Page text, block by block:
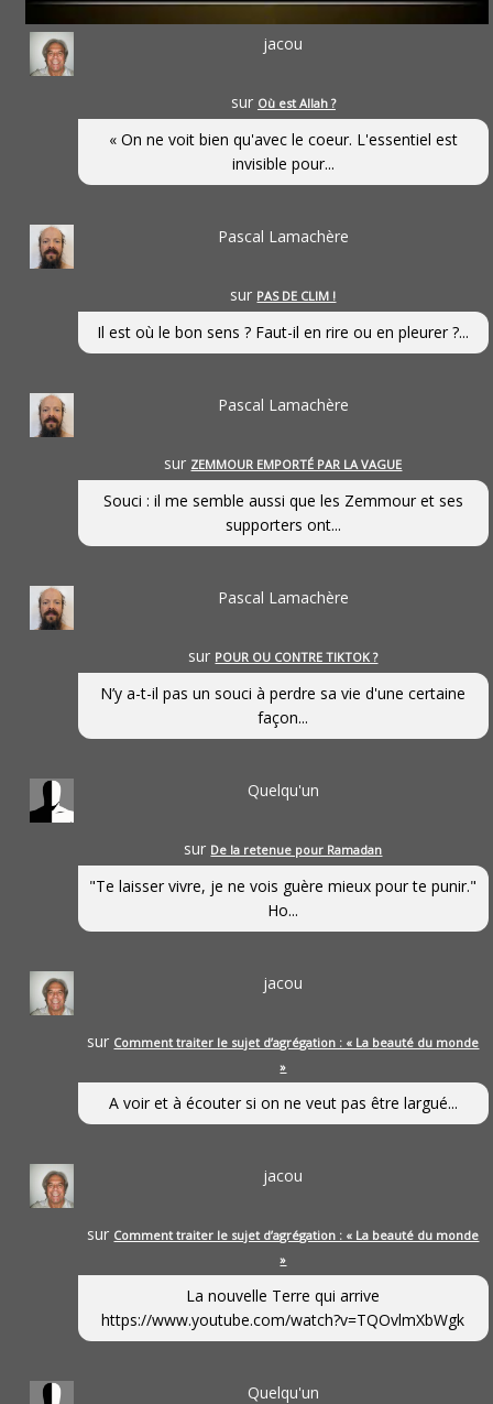
jacou
sur Où est Allah ?
« On ne voit bien qu'avec le coeur. L'essentiel est
invisible pour...
Pascal Lamachère
sur PAS DE CLIM !
Il est où le bon sens ? Faut-il en rire ou en pleurer ?...
Pascal Lamachère
sur ZEMMOUR EMPORTÉ PAR LA VAGUE
Souci : il me semble aussi que les Zemmour et ses
supporters ont...
Pascal Lamachère
sur POUR OU CONTRE TIKTOK ?
N’y a-t-il pas un souci à perdre sa vie d'une certaine
façon...
Quelqu'un
sur De la retenue pour Ramadan
"Te laisser vivre, je ne vois guère mieux pour te punir."
Ho...
jacou
sur Comment traiter le sujet d’agrégation : « La beauté du monde
»
A voir et à écouter si on ne veut pas être largué...
jacou
sur Comment traiter le sujet d’agrégation : « La beauté du monde
»
La nouvelle Terre qui arrive
https://www.youtube.com/watch?v=TQOvlmXbWgk
Quelqu'un